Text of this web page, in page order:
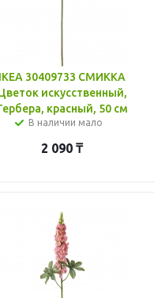
IKEA 30409733 СМИККА
искусственный,
красный, 50 см
В наличии мало
2 090 ₸